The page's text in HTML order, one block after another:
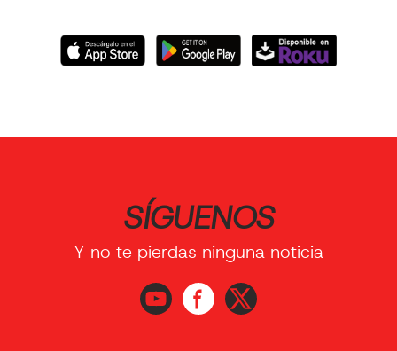
SÍGUENOS
Y no te pierdas ninguna noticia